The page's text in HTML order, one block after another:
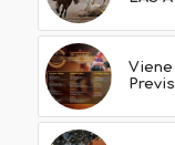
Viene